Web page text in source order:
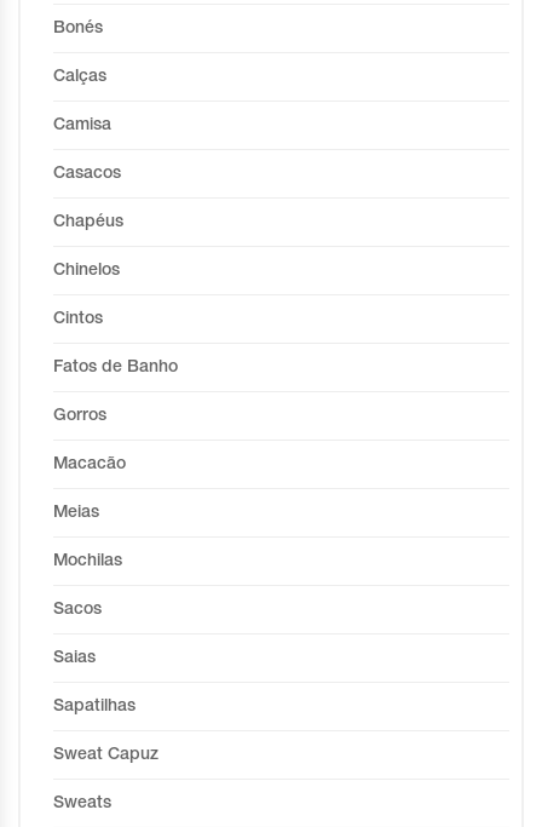
Bonés
Calças
Camisa
Casacos
Chapéus
Chinelos
Cintos
Fatos de Banho
Gorros
Macacão
Meias
Mochilas
Sacos
Saias
Sapatilhas
Sweat Capuz
Sweats